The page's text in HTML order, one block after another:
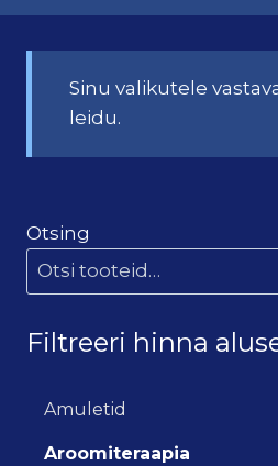
Sinu valikutele
leidu.
Otsing
Filtreeri hinna
Amuletid
Aroomiteraapia